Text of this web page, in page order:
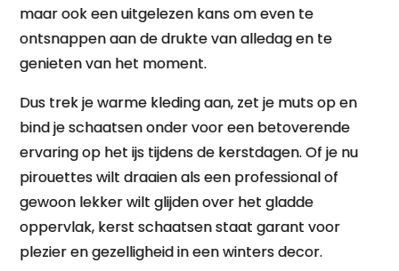
maar ook een uitgelezen kans om even te
ontsnappen aan de drukte van alledag en te
genieten van het moment.
Dus trek je warme kleding aan, zet je muts op en
bind je schaatsen onder voor een betoverende
ervaring op het ijs tijdens de kerstdagen. Of je nu
pirouettes wilt draaien als een professional of
gewoon lekker wilt glijden over het gladde
oppervlak, kerst schaatsen staat garant voor
plezier en gezelligheid in een winters decor.